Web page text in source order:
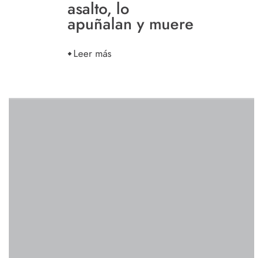
asalto, lo
apuñalan y muere
Leer más